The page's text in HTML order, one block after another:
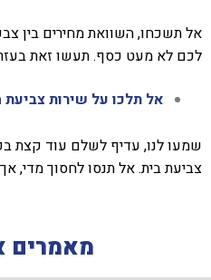
אל תשכחו, השוואת מחירים בין
לכם לא מעט כסף. תעשו זאת
אל תלכו על שירות
שמעו לנו, עדיף לשלם עוד קצת
צביעת בית. אל תנסו לחסוך מדי,
מאמרים